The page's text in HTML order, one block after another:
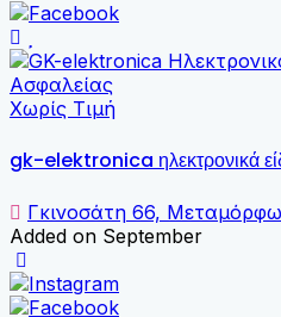
Χωρίς Τιμή
gk-elektronica ηλεκτρονικά
Γκινοσάτη 66,
Added on September